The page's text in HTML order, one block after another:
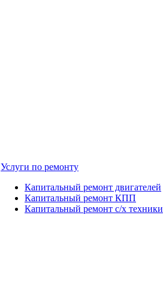
Услуги по ремонту
Капитальный ремонт двигателей
Капитальный ремонт КПП
Капитальный ремонт с/х техники